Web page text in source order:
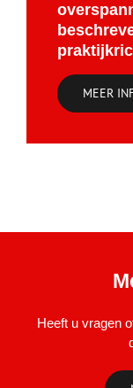
MEER
Heeft u vragen